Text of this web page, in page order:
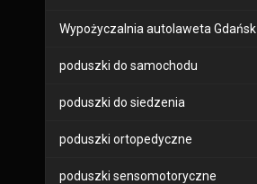
Wypożyczalnia autolaweta Gdańsk
poduszki do samochodu
poduszki do siedzenia
poduszki ortopedyczne
poduszki sensomotoryczne